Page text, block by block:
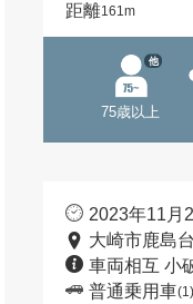
距離161m
75歳以上
他
2023年11月
大崎市鹿島
車両相互 小
普通乗用車(1)